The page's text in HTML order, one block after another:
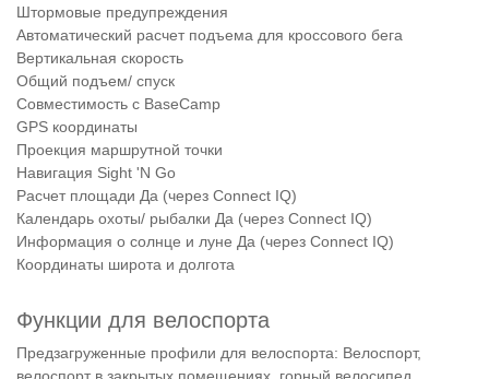
Штормовые предупреждения
Автоматический расчет подъема для кроссового бега
Вертикальная скорость
Общий подъем/ спуск
Совместимость с BaseCamp
GPS координаты
Проекция маршрутной точки
Навигация Sight 'N Go
Расчет площади Да (через Connect IQ)
Календарь охоты/ рыбалки Да (через Connect IQ)
Информация о солнце и луне Да (через Connect IQ)
Координаты широта и долгота
Функции для велоспорта
Предзагруженные профили для велоспорта: Велоспорт,